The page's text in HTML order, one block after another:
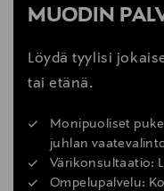
MUODIN
Löydä tyylisi
tai etänä.
Monipuoliset
juhlan
Värikonsultaatio:
Ompelupalvelu: